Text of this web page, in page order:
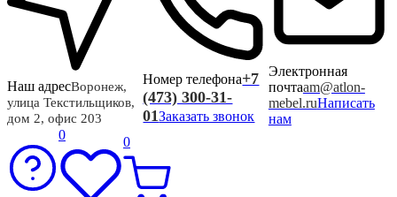
Наш адресВоронеж,
улица Текстильщиков,
дом 2, офис 203
Номер телефона+7
(473) 300-31-
01Заказать звонок
Электронная
почтаam@atlon-
mebel.ruНаписать
нам
0 0